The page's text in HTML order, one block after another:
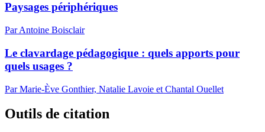
Paysages périphériques
Par Antoine Boisclair
Le clavardage pédagogique : quels apports pour
quels usages ?
Par Marie-Ève Gonthier, Natalie Lavoie et Chantal Ouellet
Outils de citation